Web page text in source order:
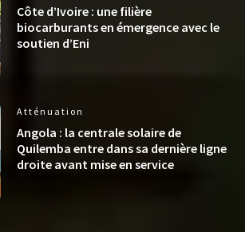
Côte d’Ivoire : une filière
biocarburants en émergence avec le
soutien d’Eni
Atténuation
Angola : la centrale solaire de
Quilemba entre dans sa dernière ligne
droite avant mise en service